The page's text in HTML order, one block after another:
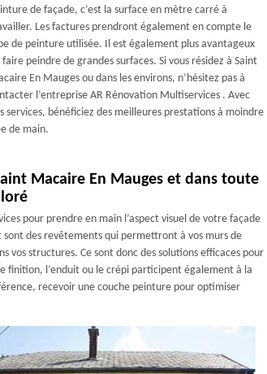
de façade, c’est la surface en mètre carré à
Les factures prendront également en compte le
de peinture utilisée. Il est également plus avantageux
faire peindre de grandes surfaces. Si vous résidez à Saint
En Mauges ou dans les environs, n’hésitez pas à
l’entreprise AR Rénovation Multiservices . Avec
services, bénéficiez des meilleures prestations à moindre
de main.
Macaire En Mauges et dans toute
pour prendre en main l’aspect visuel de votre façade
des revêtements qui permettront à vos murs de
structures. Ce sont donc des solutions efficaces pour
finition, l’enduit ou le crépi participent également à la
recevoir une couche peinture pour optimiser